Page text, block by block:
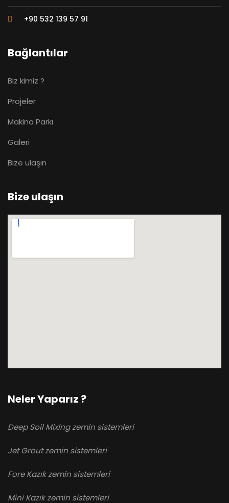
+90 532 139 57 91
Bağlantılar
Biz kimiz ?
Projeler
Makina Parkı
Galeri
Bize ulaşın
Bize ulaşın
Neler Yaparız ?
Deep Soil Mixing zemin sistemleri
Jet Grout zemin sistemleri
Fore Kazık zemin sistemleri
Mini Kazık zemin sistemleri